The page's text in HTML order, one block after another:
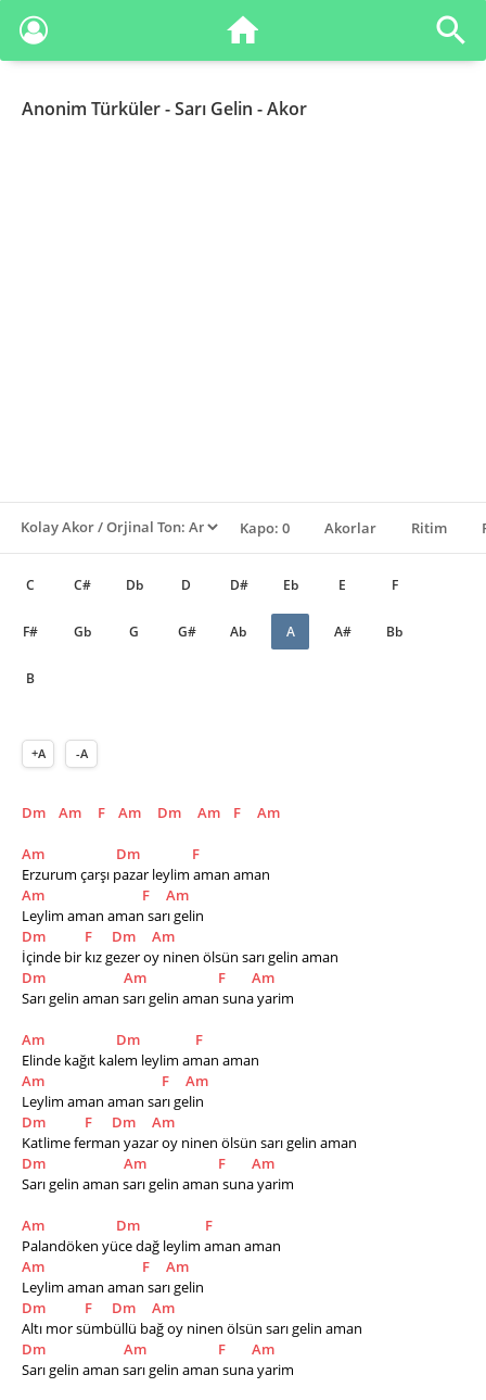
Anonim Türküler- Sarı Gelin - Akor
Kapo: 0 Akorlar Ritim
C C# Db D D# Eb E F
F# Gb G G# Ab A A# Bb
B
+A -A
Dm Am F Am Dm Am F Am
Am Dm
F
Erzurum çarşı pazar leylim aman aman
Am
F
Am
Leylim aman aman sarı gelin
Dm
F Dm
Am
İçinde bir kız gezer oy ninen ölsün sarı gelin aman
Dm
Am F
Am
Sarı gelin aman sarı gelin aman suna yarim
Am Dm
F
Elinde kağıt kalem leylim aman aman
Am
F
Am
Leylim aman aman sarı gelin
Dm
F Dm
Am
Katlime ferman yazar oy ninen ölsün sarı gelin aman
Dm
Am F
Am
Sarı gelin aman sarı gelin aman suna yarim
Am Dm
F
Palandöken yüce dağ leylim aman aman
Am
F
Am
Leylim aman aman sarı gelin
Dm
F Dm
Am
Altı mor sümbüllü bağ oy ninen ölsün sarı gelin aman
Dm
Am F
Am
Sarı gelin aman sarı gelin aman suna yarim   ​